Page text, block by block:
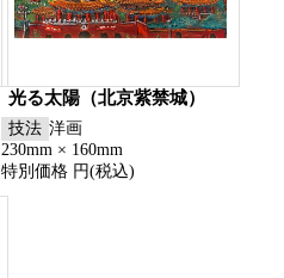
光る太陽（北京紫禁城）
技法 洋画
230mm × 160mm
特別価格 円(税込)